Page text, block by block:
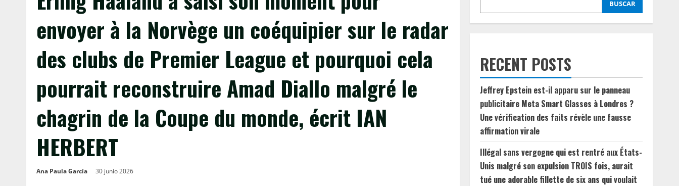
envoyer à la Norvège un coéquipier sur le radar
des clubs de Premier League et pourquoi cela
pourrait reconstruire Amad Diallo malgré le
chagrin de la Coupe du monde, écrit IAN
HERBERT
Ana Paula García 30 junio 2026
BUSCAR
RECENT POSTS
Jeffrey Epstein est-il apparu sur le panneau
publicitaire Meta Smart Glasses à Londres ?
Une vérification des faits révèle une fausse
affirmation virale
Illégal sans vergogne qui est rentré aux États-
Unis malgré son expulsion TROIS fois, aurait
tué une adorable fillette de six ans qui voulait